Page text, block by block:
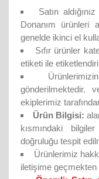
Satın
Donanım ürünleri
genelde ikinci el
Sıfır ürünler
etiketi ile
gönderilmektedir.
ekiplerimiz
Ürün Bilgisi:
kısmındaki
doğruluğu tespit
Ürünlerimiz
iletişime